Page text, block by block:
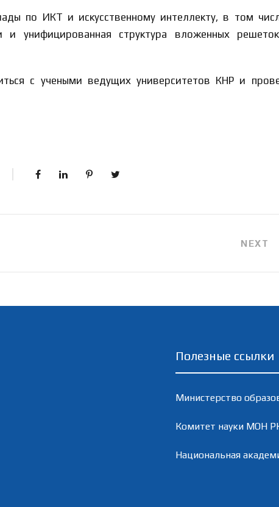
по ИКТ и искусственному интеллекту, в том
унифицированная структура вложенных
с учеными ведущих университетов КНР и
NEXT
Полезные ссылки
Министерство
Комитет науки МОН
Национальная